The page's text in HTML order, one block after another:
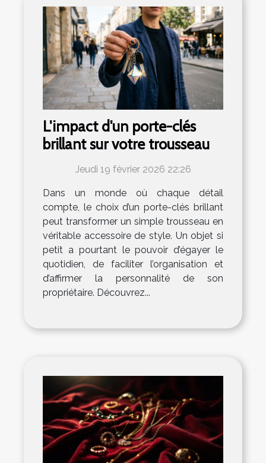
L'impact d'un porte-clés
brillant sur votre trousseau
Jeudi 19 février 2026 22:26
Dans un monde où chaque détail
compte, le choix d’un porte-clés brillant
peut transformer un simple trousseau en
véritable accessoire de style. Un objet si
petit a pourtant le pouvoir d’égayer le
quotidien, de faciliter l’organisation et
d’affirmer la personnalité de son
propriétaire. Découvrez...